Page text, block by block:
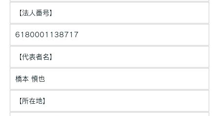
のいずれかに該当する場合を除き、個人情報を第三者に開示いた
・お客さまの同意がある場合
・お客さまが希望されるサービスを行なうために当社が業務を委
託する業者に対して開示する場合
・法令に基づき開示することが必要である場合
個人情報の安全対策
当社は、個人情報の正確性及び安全性確保のために、セキュリテ
ィに万全の対策を講じています。
【法人番号】
6180001138717
【代表者名】
橋本 慎也
【所在地】